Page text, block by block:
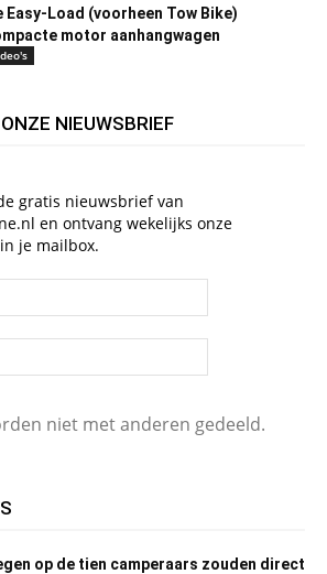
Easy-Load (voorheen Tow Bike)
motor aanhangwagen
NIEUWSBRIEF
gratis nieuwsbrief van
en ontvang wekelijks onze
je mailbox.
niet met anderen gedeeld.
op de tien camperaars zouden direct